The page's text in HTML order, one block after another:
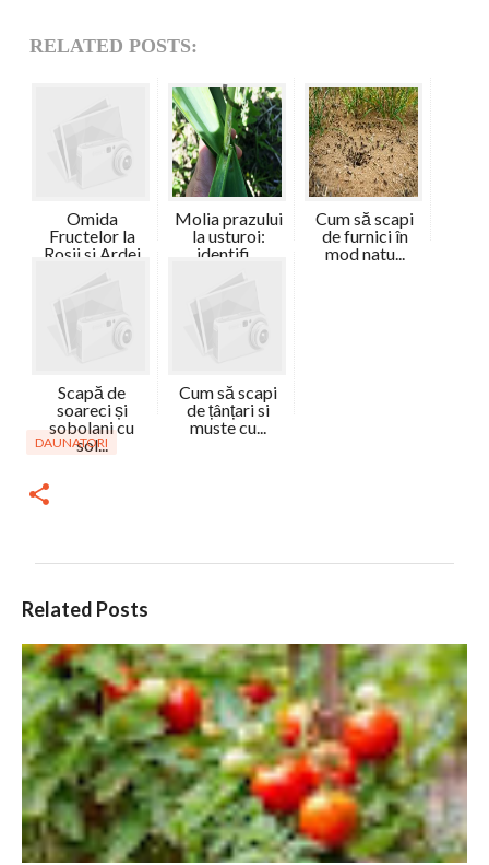
RELATED POSTS:
Omida
Fructelor la
Rosii si Ardei
Molia prazului
la usturoi:
identifi...
Cum să scapi
de furnici în
mod natu...
Scapă de
soareci și
sobolani cu
sol...
Cum să scapi
de țânțari si
muste cu...
DAUNATORI
Related Posts
C
m
e
n
t
a
r
i